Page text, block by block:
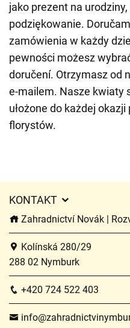
jako prezent na
podziękowanie.
zamówienia w każdy
pewności możesz
doručení. Otrzymasz od
e-mailem. Nasze kwiaty
ułożone do każdej
florystów.
KONTAKT
Zahradnictví Novák |
Kolínská 280/29
288 02 Nymburk
+420 724 522 403